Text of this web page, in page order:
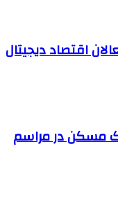
اقتصاد دیجیتال
مسکن در مراسم